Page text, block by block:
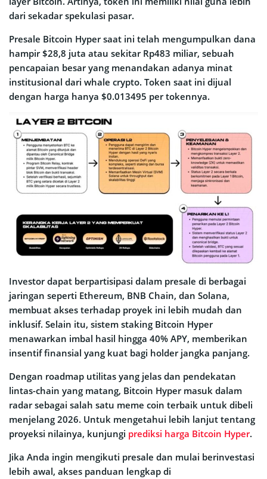
dari sekadar spekulasi pasar.
Presale Bitcoin Hyper saat ini telah mengumpulkan dana
hampir $28,8 juta atau sekitar Rp483 miliar, sebuah
pencapaian besar yang menandakan adanya minat
institusional dari whale crypto. Token saat ini dijual
dengan harga hanya $0.013495 per tokennya.
Investor dapat berpartisipasi dalam presale di berbagai
jaringan seperti Ethereum, BNB Chain, dan Solana,
membuat akses terhadap proyek ini lebih mudah dan
inklusif. Selain itu, sistem staking Bitcoin Hyper
menawarkan imbal hasil hingga 40% APY, memberikan
insentif finansial yang kuat bagi holder jangka panjang.
Dengan roadmap utilitas yang jelas dan pendekatan
lintas-chain yang matang, Bitcoin Hyper masuk dalam
radar sebagai salah satu meme coin terbaik untuk dibeli
menjelang 2026. Untuk mengetahui lebih lanjut tentang
proyeksi nilainya, kunjungi prediksi harga Bitcoin Hyper.
Jika Anda ingin mengikuti presale dan mulai berinvestasi
lebih awal, akses panduan lengkap di